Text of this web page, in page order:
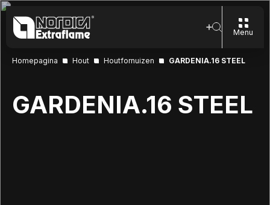
Menu
Homepagina Hout Houtfornuizen GARDENIA.16 STEEL
GARDENIA.16 STEEL